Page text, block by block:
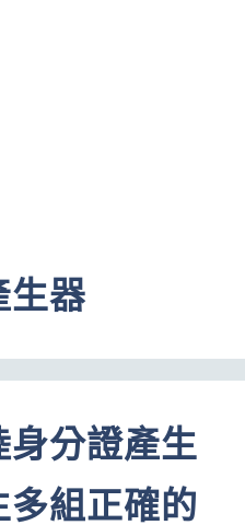
生器
分證產生
組正確的